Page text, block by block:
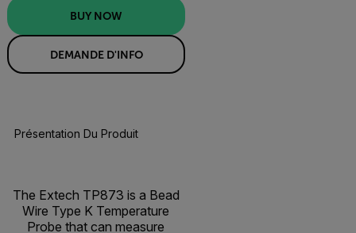
BUY NOW
DEMANDE D'INFO
Présentation Du Produit
The Extech TP873 is a Bead
Wire Type K Temperature
Probe that can measure